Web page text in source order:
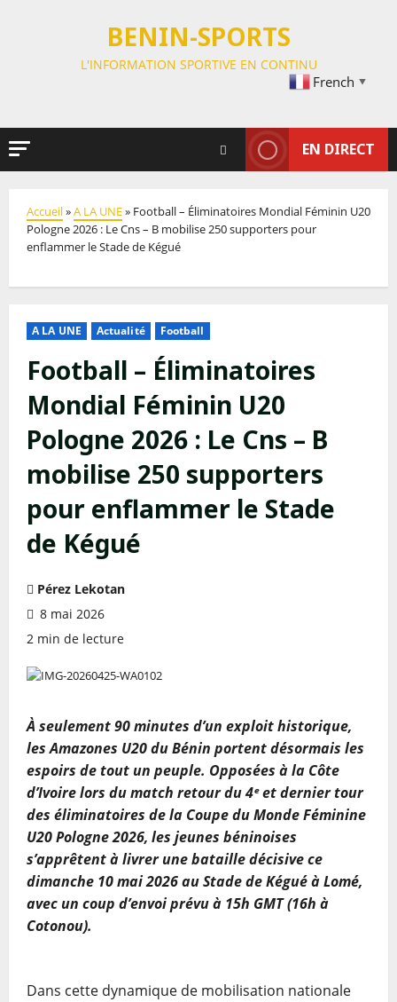
BENIN-SPORTS
L'INFORMATION SPORTIVE EN CONTINU
French ▼
EN DIRECT
Accueil»A LA UNE» Football – Éliminatoires Mondial Féminin U20
Pologne 2026 : Le Cns – B mobilise 250 supporters pour
enflammer le Stade de Kégué
A LA UNE Actualité Football
Football – Éliminatoires
Mondial Féminin U20
Pologne 2026 : Le Cns – B
mobilise 250 supporters
pour enflammer le Stade
de Kégué
Pérez Lekotan
8 mai 2026
2 min de lecture
À seulement 90 minutes d’un exploit historique,
les Amazones U20 du Bénin portent désormais les
espoirs de tout un peuple. Opposées à la Côte
d’Ivoire lors du match retour du 4ᵉ et dernier tour
des éliminatoires de la Coupe du Monde Féminine
U20 Pologne 2026, les jeunes béninoises
s’apprêtent à livrer une bataille décisive ce
dimanche 10 mai 2026 au Stade de Kégué à Lomé,
avec un coup d’envoi prévu à 15h GMT (16h à
Cotonou).
Dans cette dynamique de mobilisation nationale